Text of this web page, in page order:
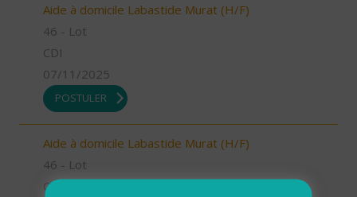
Aide à domicile Labastide Murat (H/F)
46 - Lot
CDI
07/11/2025
POSTULER
Aide à domicile Labastide Murat (H/F)
46 - Lot
CDI